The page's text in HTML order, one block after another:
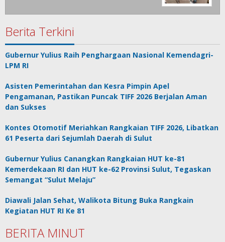
Berita Terkini
Gubernur Yulius Raih Penghargaan Nasional Kemendagri-
LPM RI
Asisten Pemerintahan dan Kesra Pimpin Apel
Pengamanan, Pastikan Puncak TIFF 2026 Berjalan Aman
dan Sukses
Kontes Otomotif Meriahkan Rangkaian TIFF 2026, Libatkan
61 Peserta dari Sejumlah Daerah di Sulut
Gubernur Yulius Canangkan Rangkaian HUT ke-81
Kemerdekaan RI dan HUT ke-62 Provinsi Sulut, Tegaskan
Semangat “Sulut Melaju”
Diawali Jalan Sehat, Walikota Bitung Buka Rangkain
Kegiatan HUT RI Ke 81
BERITA MINUT